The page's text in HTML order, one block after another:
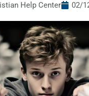
Help Center 02/